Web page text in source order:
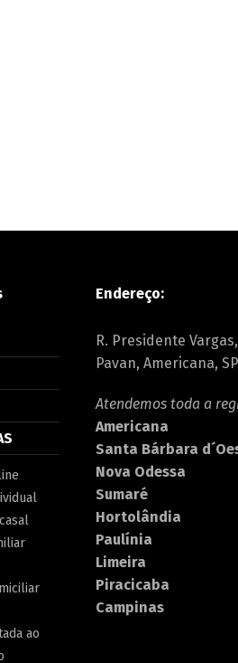
ao
Endereço:
R. Presidente
Pavan, Americana,
Atendemos toda a
Americana
Santa Bárbara
Nova Odessa
Sumaré
Hortolândia
Paulínia
Limeira
Piracicaba
Campinas